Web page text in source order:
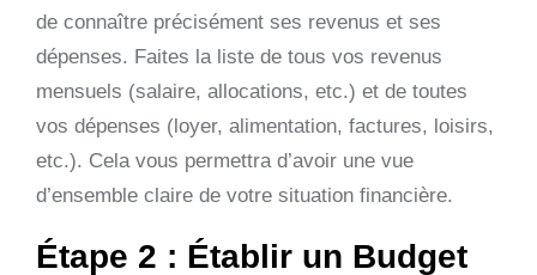
de connaître précisément ses revenus et ses
dépenses. Faites la liste de tous vos revenus
mensuels (salaire, allocations, etc.) et de toutes
vos dépenses (loyer, alimentation, factures, loisirs,
etc.). Cela vous permettra d’avoir une vue
d’ensemble claire de votre situation financière.
Étape 2 : Établir un Budget